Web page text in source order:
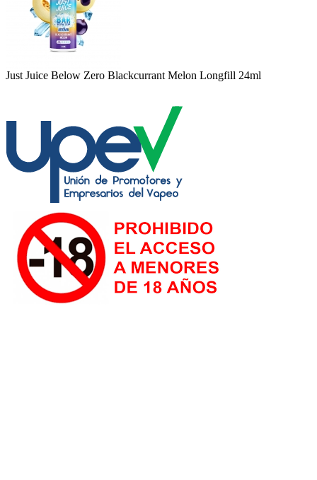
Just Juice Below Zero Blackcurrant Melon Longfill 24ml